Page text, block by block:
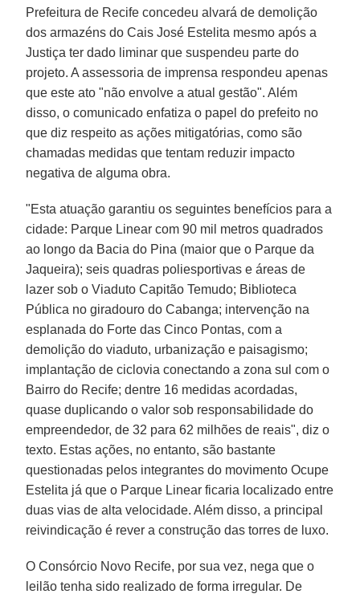
Prefeitura de Recife concedeu alvará de demolição
dos armazéns do Cais José Estelita mesmo após a
Justiça ter dado liminar que suspendeu parte do
projeto. A assessoria de imprensa respondeu apenas
que este ato "não envolve a atual gestão". Além
disso, o comunicado enfatiza o papel do prefeito no
que diz respeito as ações mitigatórias, como são
chamadas medidas que tentam reduzir impacto
negativa de alguma obra.
"Esta atuação garantiu os seguintes benefícios para a
cidade: Parque Linear com 90 mil metros quadrados
ao longo da Bacia do Pina (maior que o Parque da
Jaqueira); seis quadras poliesportivas e áreas de
lazer sob o Viaduto Capitão Temudo; Biblioteca
Pública no giradouro do Cabanga; intervenção na
esplanada do Forte das Cinco Pontas, com a
demolição do viaduto, urbanização e paisagismo;
implantação de ciclovia conectando a zona sul com o
Bairro do Recife; dentre 16 medidas acordadas,
quase duplicando o valor sob responsabilidade do
empreendedor, de 32 para 62 milhões de reais", diz o
texto. Estas ações, no entanto, são bastante
questionadas pelos integrantes do movimento Ocupe
Estelita já que o Parque Linear ficaria localizado entre
duas vias de alta velocidade. Além disso, a principal
reivindicação é rever a construção das torres de luxo.
O Consórcio Novo Recife, por sua vez, nega que o
leilão tenha sido realizado de forma irregular. De